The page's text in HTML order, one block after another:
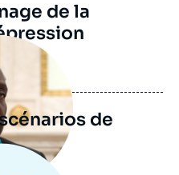
de la
de